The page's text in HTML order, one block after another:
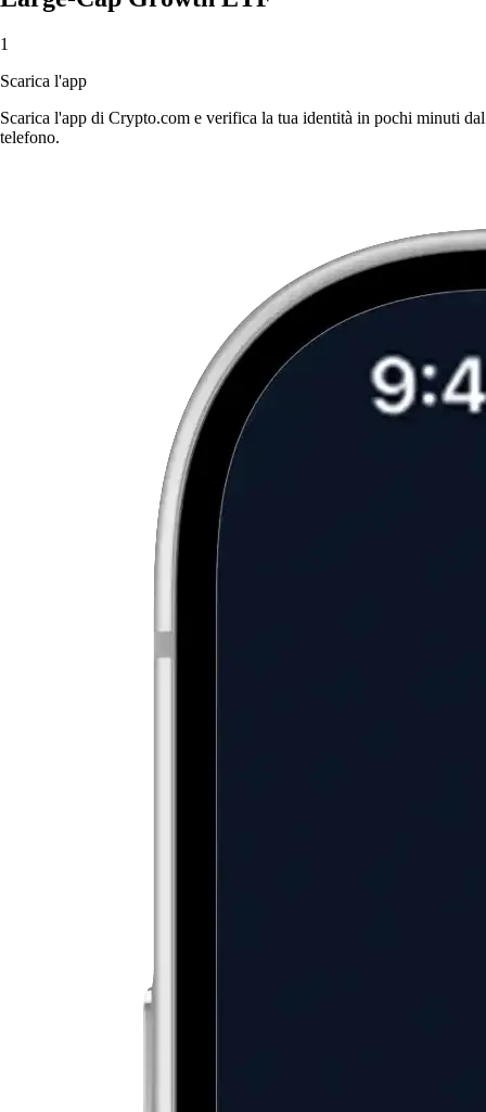
1
Scarica l'app
Scarica l'app di Crypto.com e verifica la tua identità in pochi minuti dal
telefono.